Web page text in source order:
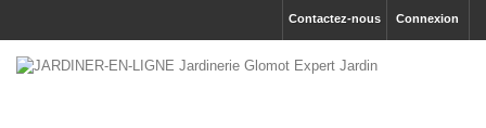
Connexion
Contactez-nous